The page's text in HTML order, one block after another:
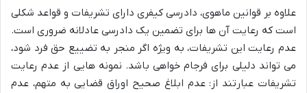
علاوه بر قوانین ماهوی، دادرسی کیفری دارای تشریفات و قواعد شکلی
است که رعایت آن ها برای تضمین یک دادرسی عادلانه ضروری است.
عدم رعایت این تشریفات، به ویژه اگر منجر به تضییع حق فرد شود،
می تواند دلیلی برای فرجام خواهی باشد. نمونه هایی از عدم رعایت
تشریفات عبارتند از: عدم ابلاغ صحیح اوراق قضایی به متهم، عدم